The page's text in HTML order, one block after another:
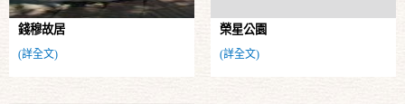
錢穆故居
(詳全文)
榮星公園
(詳全文)